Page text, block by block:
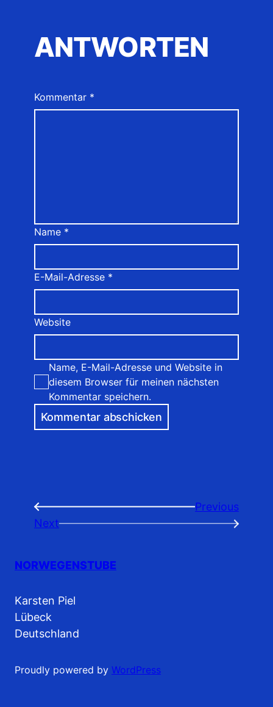
ANTWORTEN
Kommentar *
Name *
E-Mail-Adresse *
Website
Name, E-Mail-Adresse und Website in
diesem Browser für meinen nächsten
Kommentar speichern.
←
Previous
Next
→
NORWEGENSTUBE
Karsten Piel
Lübeck
Deutschland
Proudly powered by WordPress